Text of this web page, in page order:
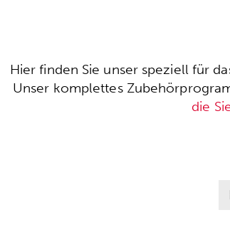
Hier finden Sie unser speziell für
Unser komplettes
die